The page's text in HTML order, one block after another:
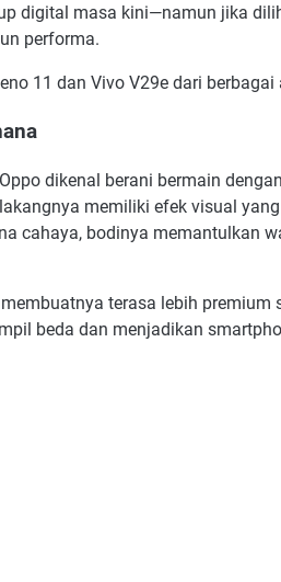
digital masa kini—namun jika
performa.
11 dan Vivo V29e dari berbagai
dikenal berani bermain
memiliki efek visual
cahaya, bodinya memantulkan
terasa lebih premium
beda dan menjadikan